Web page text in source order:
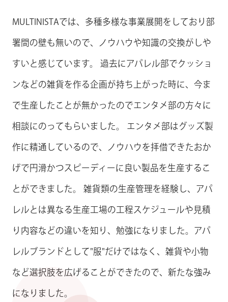
MULTINISTAでは、多種多様な事業展開をしており部
署間の壁も無いので、ノウハウや知識の交換がしや
すいと感じています。 過去にアパレル部でクッショ
ンなどの雑貨を作る企画が持ち上がった時に、今ま
で生産したことが無かったのでエンタメ部の方々に
相談にのってもらいました。 エンタメ部はグッズ製
作に精通しているので、ノウハウを拝借できたおか
げで円滑かつスピーディーに良い製品を生産するこ
とができました。 雑貨類の生産管理を経験し、アパ
レルとは異なる生産工場の工程スケジュールや見積
り内容などの違いを知り、勉強になりました。アパ
レルブランドとして"服"だけではなく、雑貨や小物
など選択肢を広げることができたので、新たな強み
になりました。